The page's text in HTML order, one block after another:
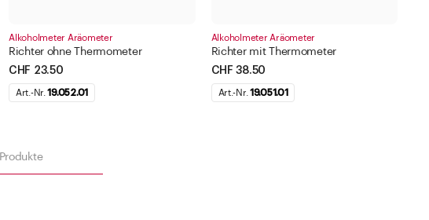
Alkoholmeter Aräometer
Richter ohne Thermometer
CHF 23.50
Art.-Nr.19.052.01
Alkoholmeter Aräometer
Richter mit Thermometer
CHF 38.50
Art.-Nr. 19.051.01
Produkte